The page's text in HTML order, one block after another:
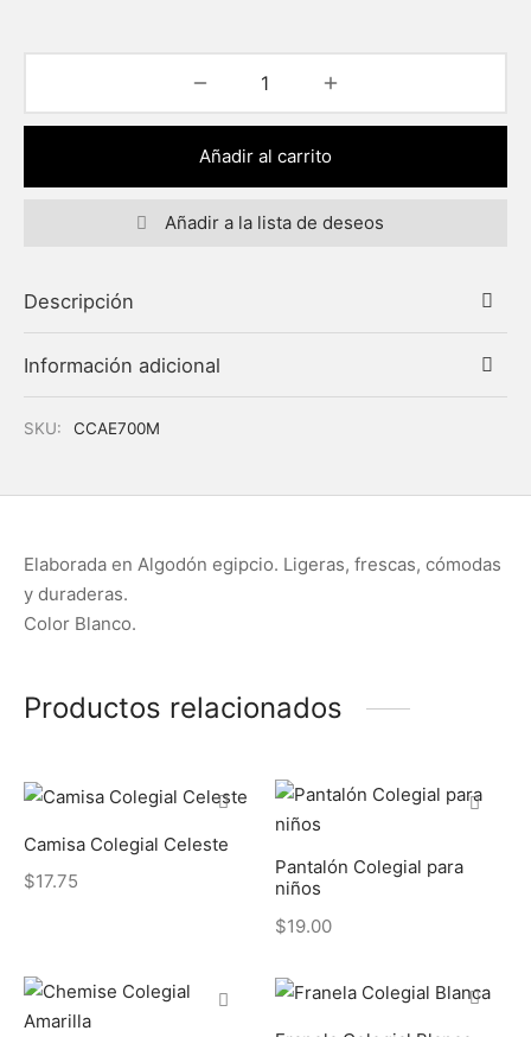
Añadir al carrito
Añadir a la lista de deseos
Descripción
Información adicional
SKU: CCAE700M
Elaborada en Algodón egipcio. Ligeras, frescas, cómodas
y duraderas.
Color Blanco.
Productos relacionados
Camisa Colegial Celeste
$17.75
Pantalón Colegial para
niños
$19.00